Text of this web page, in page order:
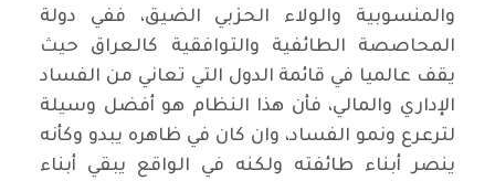
والمنسوبية والولاء الحزبي الضيق، ففي دولة
المحاصصة الطائفية والتوافقية كالعراق حيث
يقف عالميا في قائمة الدول التي تعاني من الفساد
الإداري والمالي، فأن هذا النظام هو أفضل وسيلة
لترعرع ونمو الفساد، وان كان في ظاهره يبدو وكأنه
ينصر أبناء طائفته ولكنه في الواقع يبقي أبناء